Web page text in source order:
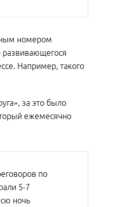
номером
развивающегося
Например, такого
за это было
ежемесячно
по
5-7
ночь